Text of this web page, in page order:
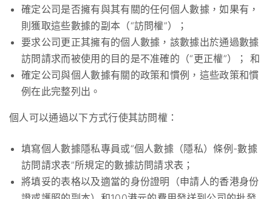
確定公司是否擁有與其有關的任何個人數據，如果有，
則獲取這些數據的副本（“訪問權”）；
要求公司更正其擁有的個人數據，該數據出於通過數據
訪問請求而被使用的目的是不准確的（“更正權”）； 和
確定公司與個人數據有關的政策和慣例，這些政策和慣
例在此完整列出。
個人可以通過以下方式行使其訪問權：
填寫個人數據隱私專員或“個人數據（隱私）條例-數據
訪問請求表”所規定的數據訪問請求表；
將填妥的表格以及適當的身份證明（申請人的香港身份